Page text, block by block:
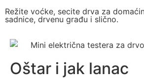
Režite voćke, secite drva za
sadnice, drvenu građu i slično.
Oštar i jak lanac